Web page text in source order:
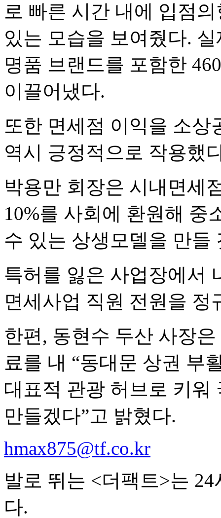
로 빠른 시간 내에 입점
있는 모습을 보여줬다.
명품 브랜드를 포함한
이끌어냈다.
또한 면세점 이익을 소상
역시 긍정적으로 작용했
박용만 회장은 시내면세
10%를 사회에 환원해 중
수 있는 상생모델을 만들
특허를 잃은 사업장에서
면세사업 직원 전원을
한편, 동현수 두산 사장
료를 내 “동대문 상권 부
대표적 관광 허브로 키워
만들겠다”고 밝혔다.
hmax875@tf.co.kr
발로 뛰는 <더팩트>는
다.